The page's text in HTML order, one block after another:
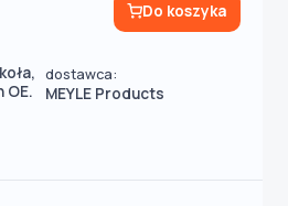
OE.
dostawca:
MEYLE Products
Do koszyka